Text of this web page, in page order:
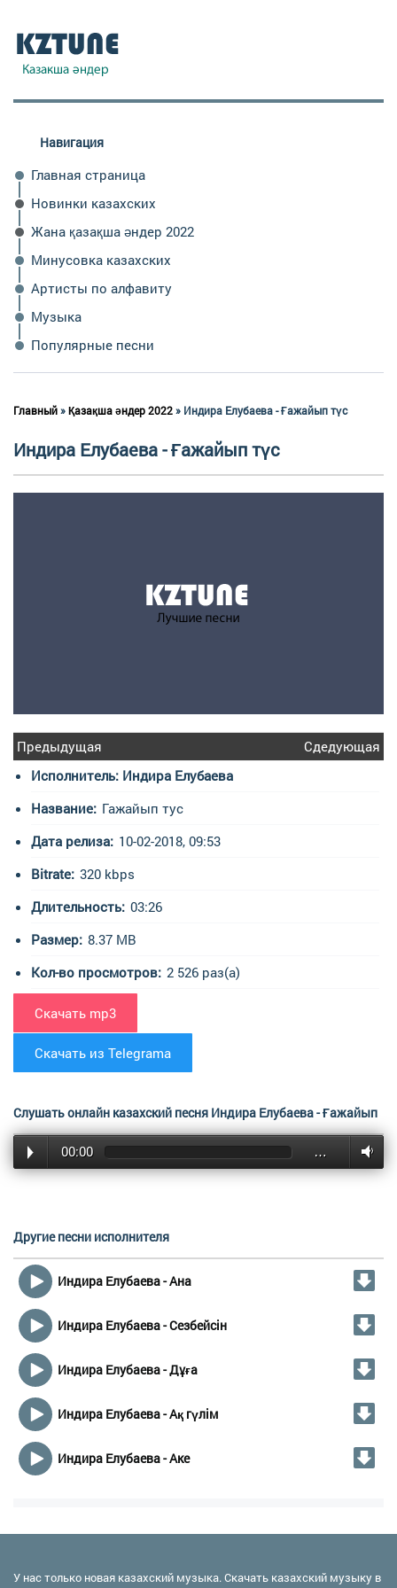
Навигация
Главная страница
Новинки казахских
Жана қазақша әндер 2022
Минусовка казахских
Артисты по алфавиту
Музыка
Популярные песни
Главный»Қазақша әндер 2022» Индира Елубаева - Ғажайып түс
Индира Елубаева - Ғажайып түс
Предыдущая
Сдедующая
Исполнитель: Индира Елубаева
Название: Гажайып тус
Дата релиза: 10-02-2018, 09:53
Bitrate: 320 kbps
Длительность: 03:26
Размер: 8.37 MB
Кол-во просмотров: 2 526 раз(а)
Скачать mp3
Скачать из Telegrama
Слушать онлайн казахский песня Индира Елубаева - Ғажайып
түс 00:00 …
Другие песни исполнителя
Индира Елубаева - Ана
Индира Елубаева - Сезбейсін
Индира Елубаева - Дұға
Индира Елубаева - Ақ гүлім
Индира Елубаева - Аке
У нас только новая казахский музыка. Скачать казахский музыку в